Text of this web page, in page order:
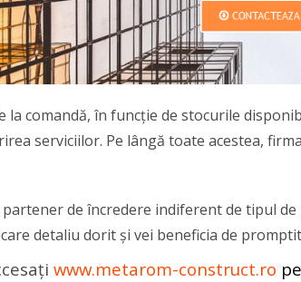
la comandă, în funcție de stocurile
serviciilor. Pe lângă toate acestea,
partener de încredere indiferent de tipul
detaliu dorit și vei beneficia de
www.metarom-construct.ro